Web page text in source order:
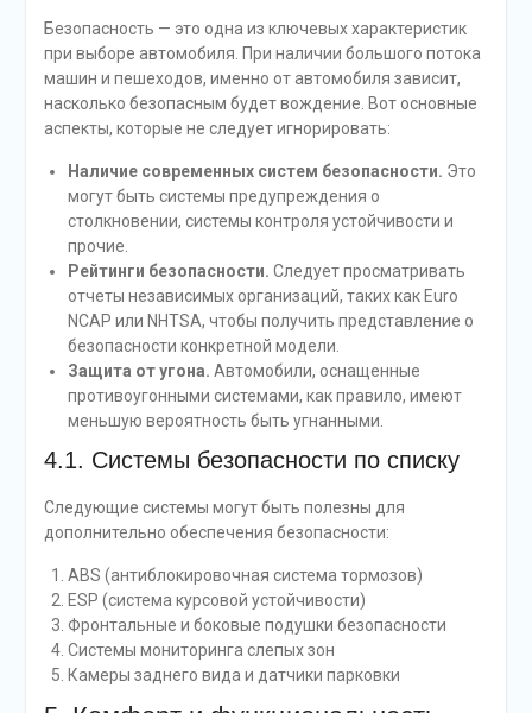
Безопасность — это одна из ключевых характеристик
при выборе автомобиля. При наличии большого потока
машин и пешеходов, именно от автомобиля зависит,
насколько безопасным будет вождение. Вот основные
аспекты, которые не следует игнорировать:
Наличие современных систем безопасности. Это
могут быть системы предупреждения о
столкновении, системы контроля устойчивости и
прочие.
Рейтинги безопасности. Следует просматривать
отчеты независимых организаций, таких как Euro
NCAP или NHTSA, чтобы получить представление о
безопасности конкретной модели.
Защита от угона. Автомобили, оснащенные
противоугонными системами, как правило, имеют
меньшую вероятность быть угнанными.
4.1. Системы безопасности по списку
Следующие системы могут быть полезны для
дополнительно обеспечения безопасности:
ABS (антиблокировочная система тормозов)
ESP (система курсовой устойчивости)
Фронтальные и боковые подушки безопасности
Системы мониторинга слепых зон
Камеры заднего вида и датчики парковки